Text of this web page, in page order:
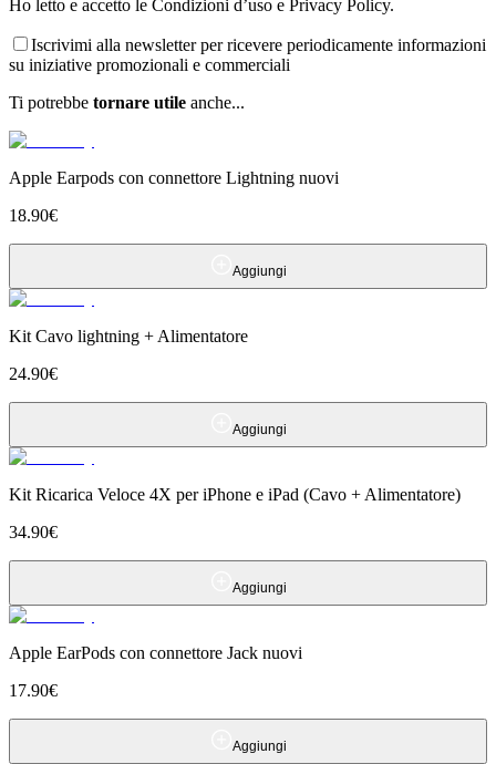
Ho letto e accetto le Condizioni d’uso e Privacy Policy.
Iscrivimi alla newsletter per ricevere periodicamente informazioni
su iniziative promozionali e commerciali
Ti potrebbe tornare utile anche...
Apple Earpods con connettore Lightning nuovi
18.90€
Aggiungi
Kit Cavo lightning + Alimentatore
24.90€
Aggiungi
Kit Ricarica Veloce 4X per iPhone e iPad (Cavo + Alimentatore)
34.90€
Aggiungi
Apple EarPods con connettore Jack nuovi
17.90€
Aggiungi